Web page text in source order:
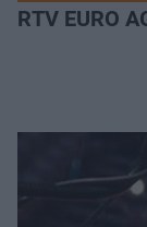
RTV EURO